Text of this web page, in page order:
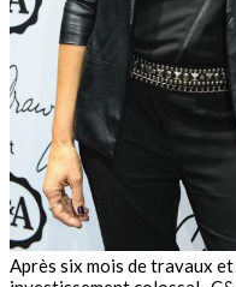
Après six mois de travaux